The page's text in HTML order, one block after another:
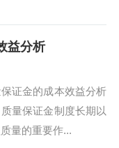
益分析
证金的成本效益分析
量保证金制度长期以
量的重要作...